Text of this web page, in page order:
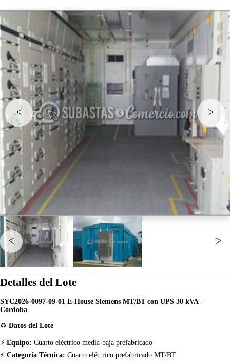
< >
< >
Detalles del Lote
SYC2026-0097-09-01 E-House Siemens MT/BT con UPS 30 kVA -
Córdoba
♻️ Datos del Lote
⚡ Equipo: Cuarto eléctrico media-baja prefabricado
⚡ Categoría Técnica: Cuarto eléctrico prefabricado MT/BT